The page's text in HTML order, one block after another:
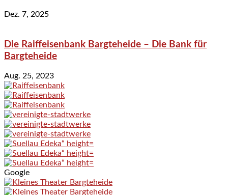
Dez. 7, 2025
Die Raiffeisenbank Bargteheide – Die Bank für
Bargteheide
Aug. 25, 2023
Google